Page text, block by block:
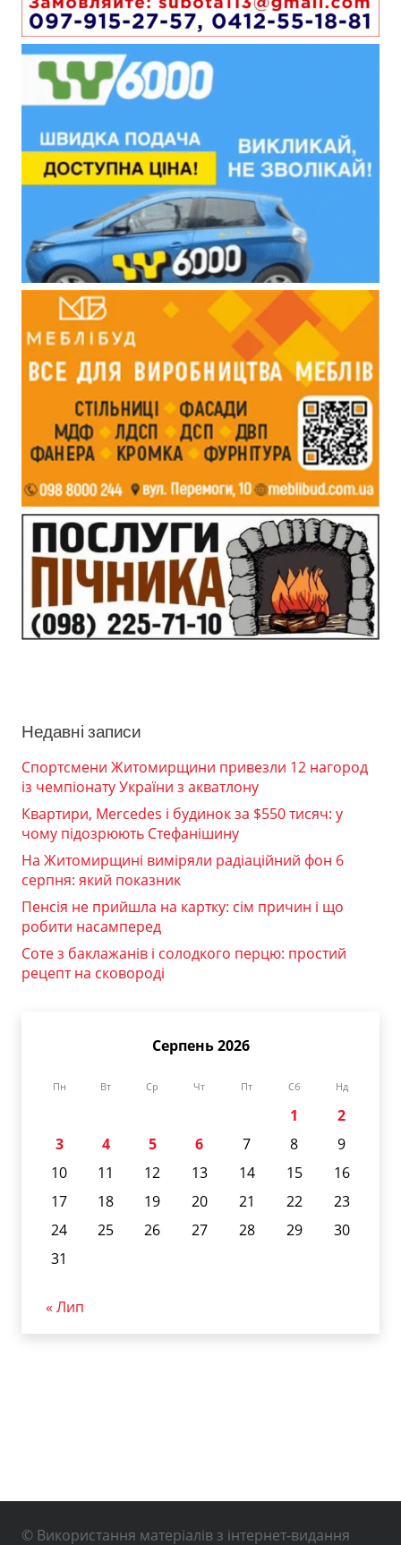
Недавні записи
Спортсмени Житомирщини привезли 12 нагород
із чемпіонату України з акватлону
Квартири, Mercedes і будинок за $550 тисяч: у
чому підозрюють Стефанішину
На Житомирщині виміряли радіаційний фон 6
серпня: який показник
Пенсія не прийшла на картку: сім причин і що
робити насамперед
Соте з баклажанів і солодкого перцю: простий
рецепт на сковороді
Серпень 2026
Пн Вт Ср Чт Пт Сб Нд
1
2
3
4 5 6 7 8
9
10
11 12 13 14 15
16
17
18 19 20 21 22
23
24
25 26 27 28 29
30
31
« Лип
© Використання матеріалів з інтернет-видання